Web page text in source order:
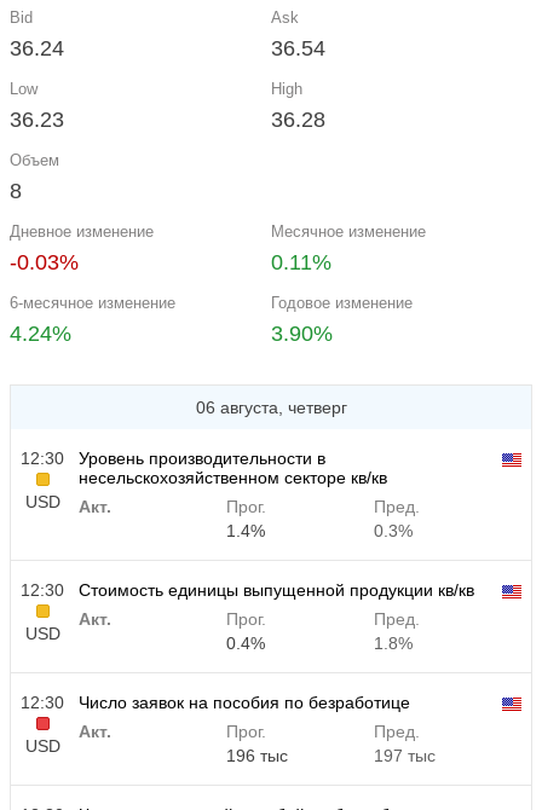
Bid
36.24
Ask
36.54
Low
36.23
High
36.28
Объем
8
Дневное изменение
-0.03%
Месячное изменение
0.11%
6-месячное изменение
4.24%
Годовое изменение
3.90%
06 августа, четверг
12:30
USD
Уровень производительности в
несельскохозяйственном секторе кв/кв
Акт.
Прог.
1.4%
Пред.
0.3%
12:30
USD
Стоимость единицы выпущенной продукции кв/кв
Акт.
Прог.
0.4%
Пред.
1.8%
12:30
USD
Число заявок на пособия по безработице
Акт.
Прог.
196 тыс
Пред.
197 тыс